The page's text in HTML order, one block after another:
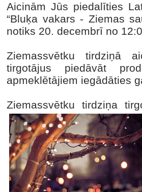
Aicinām Jūs piedalīties
“Bluķa vakars - Ziemas
notiks 20. decembrī no
Ziemassvētku tirdziņā
tirgotājus piedāvāt
apmeklētājiem iegādāties
Ziemassvētku tirdziņa